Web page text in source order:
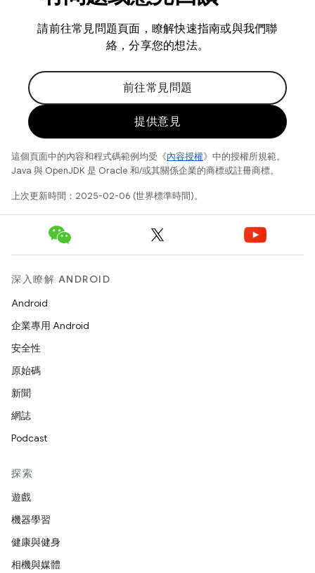
請前往常見問題頁面，瞭解快速指南或與我們聯
絡，分享您的想法。
前往常見問題
提供意見
這個頁面中的內容和程式碼範例均受《內容授權》中的授權所規範。
Java 與 OpenJDK 是 Oracle 和/或其關係企業的商標或註冊商標。
上次更新時間：2025-02-06 (世界標準時間)。
深入瞭解 ANDROID
Android
企業專用 Android
安全性
原始碼
新聞
網誌
Podcast
探索
遊戲
機器學習
健康與健身
相機與媒體